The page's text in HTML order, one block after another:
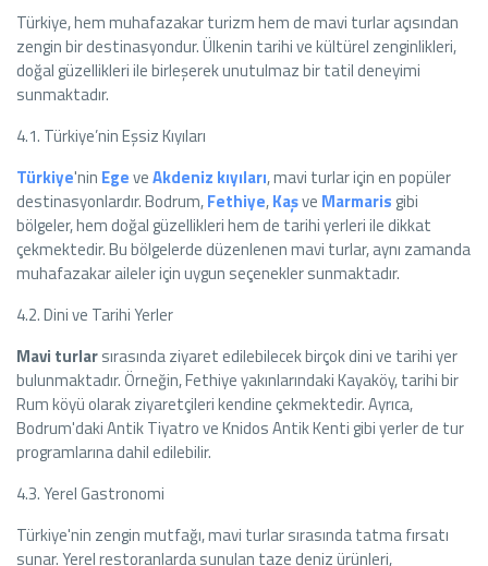
Türkiye, hem muhafazakar turizm hem de mavi turlar açısından
zengin bir destinasyondur. Ülkenin tarihi ve kültürel zenginlikleri,
doğal güzellikleri ile birleşerek unutulmaz bir tatil deneyimi
sunmaktadır.
4.1. Türkiye’nin Eşsiz Kıyıları
Türkiye'nin EgeveAkdeniz kıyıları, mavi turlar için en popüler
destinasyonlardır. Bodrum,Fethiye,Kaşve Marmaris gibi
bölgeler, hem doğal güzellikleri hem de tarihi yerleri ile dikkat
çekmektedir. Bu bölgelerde düzenlenen mavi turlar, aynı zamanda
muhafazakar aileler için uygun seçenekler sunmaktadır.
4.2. Dini ve Tarihi Yerler
Mavi turlarsırasında ziyaret edilebilecek birçok dini ve tarihi yer
bulunmaktadır. Örneğin, Fethiye yakınlarındaki Kayaköy, tarihi bir
Rum köyü olarak ziyaretçileri kendine çekmektedir. Ayrıca,
Bodrum'daki Antik Tiyatro ve Knidos Antik Kenti gibi yerler de tur
programlarına dahil edilebilir.
4.3. Yerel Gastronomi
Türkiye'nin zengin mutfağı, mavi turlar sırasında tatma fırsatı
sunar. Yerel restoranlarda sunulan taze deniz ürünleri,